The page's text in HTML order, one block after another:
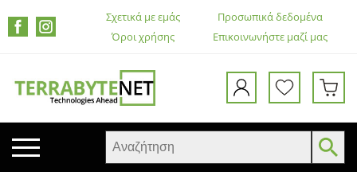
Σχετικά με εμάς
Επικοινωνήστε μαζί μας
Προσωπικά δεδομένα
Όροι χρήσης